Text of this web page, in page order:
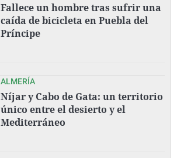
Fallece un hombre tras sufrir una
caída de bicicleta en Puebla del
Príncipe
ALMERÍA
Níjar y Cabo de Gata: un territorio
único entre el desierto y el
Mediterráneo